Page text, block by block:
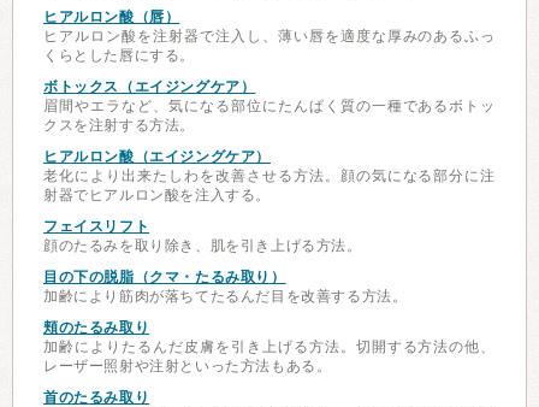
ヒアルロン酸（唇）
ヒアルロン酸を注射器で注入し、薄い唇を適度な厚みのあるふっ
くらとした唇にする。
ボトックス（エイジングケア）
眉間やエラなど、気になる部位にたんぱく質の一種であるボトッ
クスを注射する方法。
ヒアルロン酸（エイジングケア）
老化により出来たしわを改善させる方法。顔の気になる部分に注
射器でヒアルロン酸を注入する。
フェイスリフト
顔のたるみを取り除き、肌を引き上げる方法。
目の下の脱脂（クマ・たるみ取り）
加齢により筋肉が落ちてたるんだ目を改善する方法。
頬のたるみ取り
加齢によりたるんだ皮膚を引き上げる方法。切開する方法の他、
レーザー照射や注射といった方法もある。
首のたるみ取り